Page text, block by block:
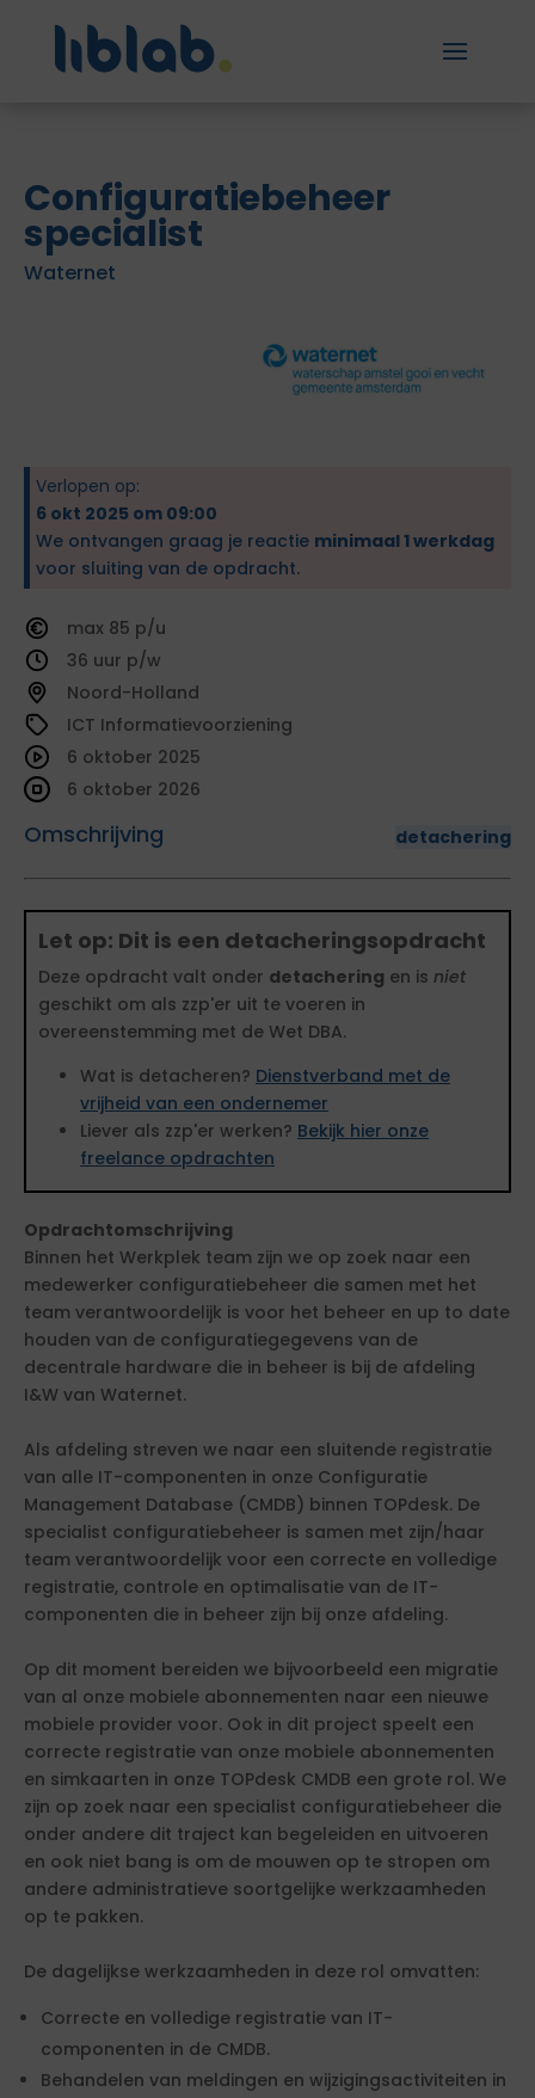
Configuratiebeheer
specialist
Waternet
Verlopen op:
6 okt 2025 om 09:00
We ontvangen graag je reactie minimaal 1 werkdag
voor sluiting van de opdracht.
85
36
Noord-Holland
ICT Informatievoorziening
Omschrijving detachering
6 oktober 2025
6 oktober 2026
Let op: Dit is een detacheringsopdracht
Deze opdracht valt onder detachering en is niet
geschikt om als zzp'er uit te voeren in
overeenstemming met de Wet DBA.
Wat is detacheren? Dienstverband met de
vrijheid van een ondernemer
Liever als zzp'er werken? Bekijk hier onze
freelance opdrachten
Opdrachtomschrijving
Binnen het Werkplek team zijn we op zoek naar een
medewerker configuratiebeheer die samen met het
team verantwoordelijk is voor het beheer en up to date
houden van de configuratiegegevens van de
decentrale hardware die in beheer is bij de afdeling
I&W van Waternet.
Als afdeling streven we naar een sluitende registratie
van alle IT-componenten in onze Configuratie
Management Database (CMDB) binnen TOPdesk. De
specialist configuratiebeheer is samen met zijn/haar
team verantwoordelijk voor een correcte en volledige
registratie, controle en optimalisatie van de IT-
componenten die in beheer zijn bij onze afdeling.
Op dit moment bereiden we bijvoorbeeld een migratie
van al onze mobiele abonnementen naar een nieuwe
mobiele provider voor. Ook in dit project speelt een
correcte registratie van onze mobiele abonnementen
en simkaarten in onze TOPdesk CMDB een grote rol. We
zijn op zoek naar een specialist configuratiebeheer die
onder andere dit traject kan begeleiden en uitvoeren
en ook niet bang is om de mouwen op te stropen om
andere administratieve soortgelijke werkzaamheden
op te pakken.
De dagelijkse werkzaamheden in deze rol omvatten:
Correcte en volledige registratie van IT-
componenten in de CMDB.
Behandelen van meldingen en wijzigingsactiviteiten in